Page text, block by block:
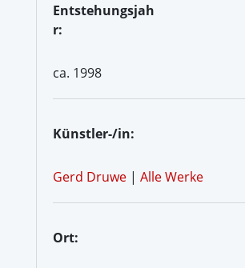
Entstehungsjah
r:
ca. 1998
Künstler-/in:
Gerd Druwe | Alle Werke
Ort: